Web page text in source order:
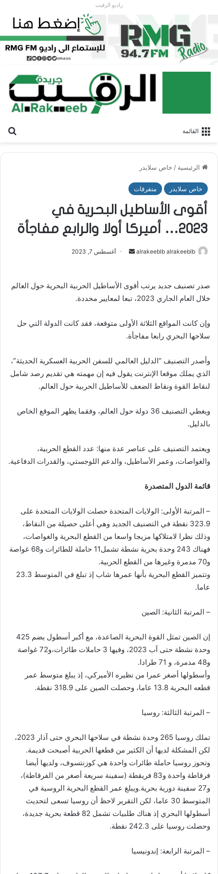
راديو الرقيب
القائمة
الرئيسية / خاص سلايدر
خاص سلايدر متفرقات
أقوى الأساطيل البحرية في
2023… أميركا أولا والرابع مفاجأة
alrakeeblb alrakeeblb
ل
ب
د
إ
و
ا
أغسطس 7, 2023
صدر تصنيف جديد يرتب أقوى الأساطيل الحربية البحرية حول العالم
خلال العام الجاري 2023، تبعا لمعايير محددة.
وإن كانت المواقع الثلاثة الأولى متوقعة، فقد كانت الدولة التي حل
سلاحها البحري رابعا مفاجأة.
وأصدر التصنيف “الدليل العالمي للسفن الحربية العسكرية الحديثة”،
الذي يملك موقعا الإنترنت يقول فيه إن مهمته هي تقديم رصد شامل
لنقاط القوة ونقاط الضعف للأساطيل الحربية حول العالم.
ويغطي التصنيف 36 دولة حول العالم، وفقما يظهر الموقع الخاص
بالدليل.
ويعتمد التصنيف على عناصر عدة منها: عدد القطع الحربية،
والغواصات، وعمر الأساطيل، والدعم اللوجستي، والقدرات الدفاعية.
قائمة الدول المتصدرة
– المرتبة الأولى: الولايات المتحدة حصلت الولايات المتحدة على
323.9 نقطة في التصنيف الجديد وهي أعلى حصيلة من النقاط،
وذلك نظرا لامتلاكها مزيجا واسعا من القطع البحرية والغواصات،
فهناك 243 وحدة بحرية نشطة تشمل11 حاملة للطائرات و68 غواصة
و70 مدمرة وغيرها من القطع الحربية.
وتتميز القطع البحرية بأنها عمرها شاب إذ تبلغ في المتوسط 23.3
عاما.
– المرتبة الثانية: الصين
إن الصين تمثل القوة البحرية الصاعدة، مع أكبر أسطول يضم 425
وحدة نشطة حتى آب 2023، وفيها 3 حاملات طائرات،و72 غواصة
و48 مدمرة، و 71 طرادا.
وأسطولها أصغر عمرا من نظيره الأميركي، إذ يبلغ متوسط عمر
قطعه البحرية 13.8 عاما، وحصلت الصين على 318.9 نقطة.
– المرتبة الثالثة: روسيا
تملك روسيا 265 وحدة نشطة في سلاحها البحري حتى آذار 2023،
لكن المشكلة لديها أن الكثير من قطعها الحربية أصبحت قديمة.
وتحوز روسيا حاملة طائرات واحدة هي كوزنتسوف، ولديها أيضا
فرقاطة واحدة و83 فريقطة (سفينة سريعة أصغر من الفرقاطة)،
و27 سفينة دورية بحرية.ويبلغ عمر القطع البحرية الروسية في
المتوسط 30 عاما، لكن التقرير لاحظ أن روسيا تسعى لتحديث
أسطولها البحري إذ هناك طلبيات تشمل 82 قطعة بحرية جديدة،
وحصلت روسيا على 242.3 نقطة.
– المرتبة الرابعة: إندونيسيا